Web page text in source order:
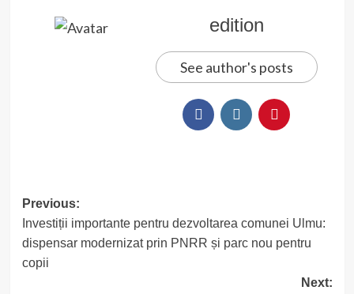
edition
See author's posts
Post
navigation
Previous:
Investiții importante pentru dezvoltarea comunei Ulmu:
dispensar modernizat prin PNRR și parc nou pentru
copii
Next: